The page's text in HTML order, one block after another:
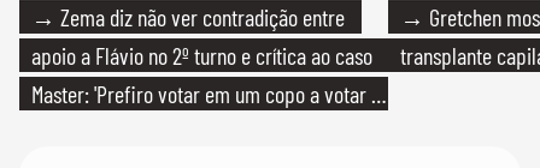
→ Zema diz não ver contradição entre
apoio a Flávio no 2º turno e crítica ao caso
Master: 'Prefiro votar em um copo a votar no
→ Gretchen
transplante